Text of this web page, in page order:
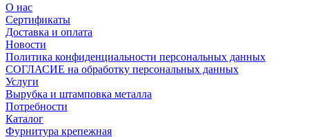
О нас
Сертификаты
Доставка и оплата
Новости
Политика конфиденциальности персональных данных
СОГЛАСИЕ на обработку персональных данных
Услуги
Вырубка и штамповка металла
Потребности
Каталог
Фурнитура крепежная